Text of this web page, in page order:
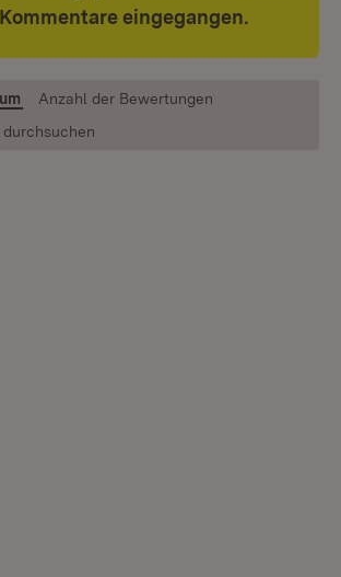
eingegangen.
Anzahl der Bewertungen